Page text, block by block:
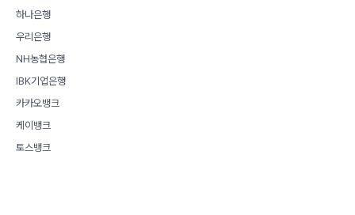
하나은행
우리은행
NH농협은행
IBK기업은행
카카오뱅크
케이뱅크
토스뱅크